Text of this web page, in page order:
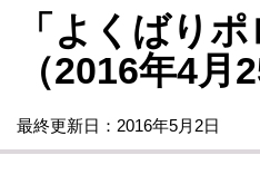
「よくばり
（2016年4月
最終更新日：2016年5月2日